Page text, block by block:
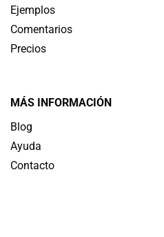
Ejemplos
Comentarios
Precios
MÁS INFORMACIÓN
Blog
Ayuda
Contacto